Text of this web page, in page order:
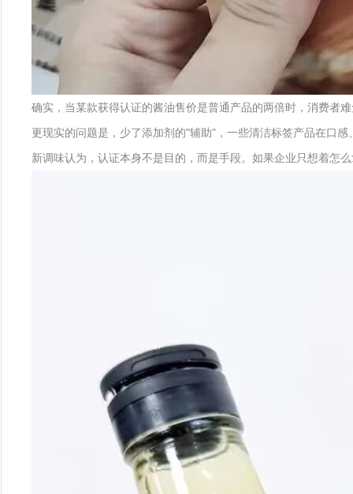
确实，当某款获得认证的酱油售价是普通产品的两倍时，消费者
更现实的问题是，少了添加剂的"辅助"，一些清洁标签产品在口
新调味认为，认证本身不是目的，而是手段。如果企业只想着